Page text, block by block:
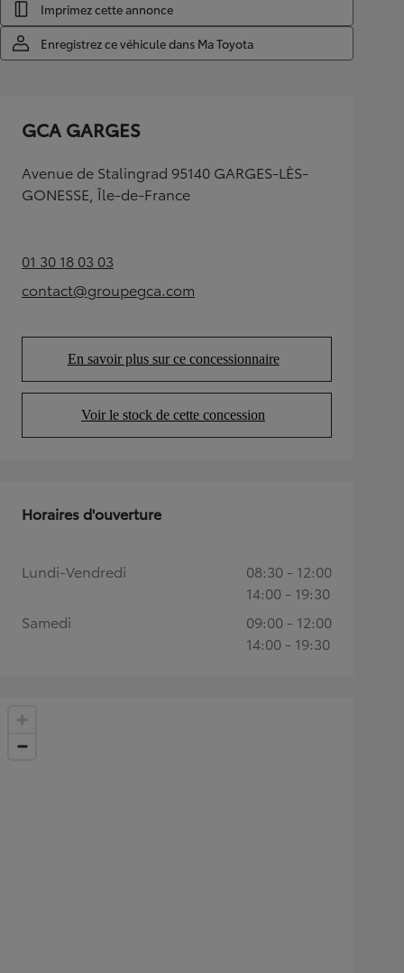
Imprimez cette annonce
Enregistrez ce véhicule dans Ma Toyota
GCA GARGES
Avenue de Stalingrad 95140 GARGES-LÈS-
GONESSE, Île-de-France
01 30 18 03 03(Opens in new tab)
contact@groupegca.com
(Opens in new tab)
En savoir plus sur ce concessionnaire
(Opens in new tab)
Voir le stock de cette concession
(Opens in new tab)
Horaires d'ouverture
Lundi-Vendredi
08:30 - 12:00
14:00 - 19:30
Samedi
09:00 - 12:00
14:00 - 19:30